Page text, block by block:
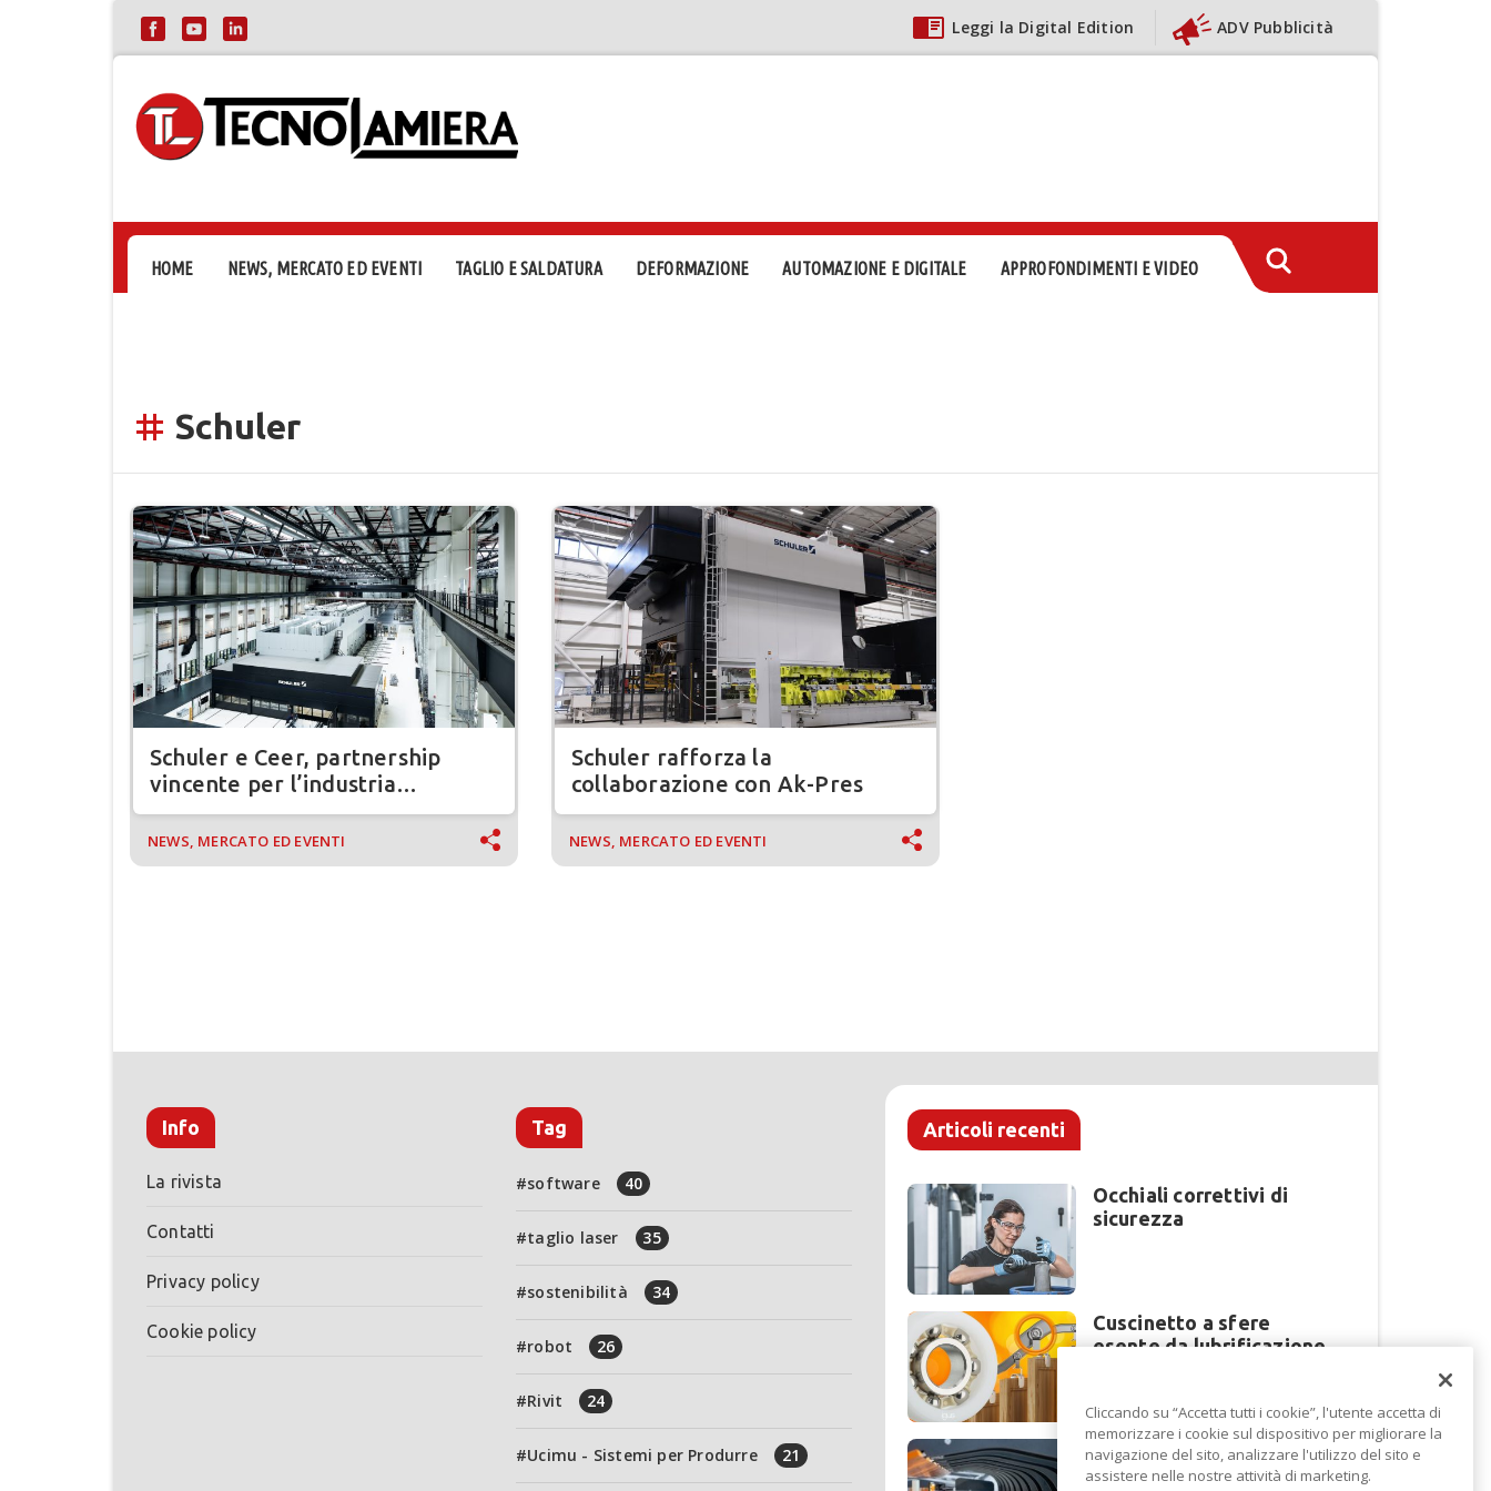
Leggi la Digital Edition ADV Pubblicità
HOME NEWS, MERCATO ED EVENTI TAGLIO E SALDATURA DEFORMAZIONE AUTOMAZIONE E DIGITALE APPROFONDIMENTI E VIDEO
tag Schuler
Schuler e Ceer, partnership
vincente per l’industria
automobilistica in Arabia Saudita
NEWS, MERCATO ED EVENTI
Schuler rafforza la
collaborazione con Ak-Pres
NEWS, MERCATO ED EVENTI
Info
La rivista
Contatti
Privacy policy
Cookie policy
Tag
software 40
taglio laser 35
sostenibilità 34
robot 26
Rivit 24
Ucimu - Sistemi per Produrre 21
Articoli recenti
Occhiali correttivi di
sicurezza
Cuscinetto a sfere
esente da lubrificazione
Perché la lavorazione
lamiera cambia modello
Cliccando su “Accetta tutti i cookie”, l'utente accetta di
memorizzare i cookie sul dispositivo per migliorare la
navigazione del sito, analizzare l'utilizzo del sito e
assistere nelle nostre attività di marketing.